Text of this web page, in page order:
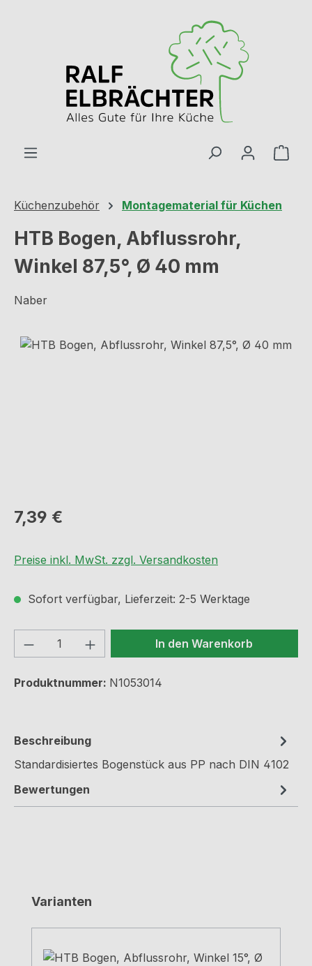
Küchenzubehör Montagematerial für Küchen
HTB Bogen, Abflussrohr,
Winkel 87,5°, Ø 40 mm
Naber
Bildergalerie überspringen
Regulärer Preis:
7,39 €
Preise inkl. MwSt. zzgl. Versandkosten
Sofort verfügbar, Lieferzeit: 2-5 Werktage
Produkt Anzahl: Gib denIn den Warenkorb
Produktnummer: N1053014
Beschreibung
Standardisiertes Bogenstück aus PP nach DIN 4102
Bewertungen
Produktgalerie überspringen
Varianten